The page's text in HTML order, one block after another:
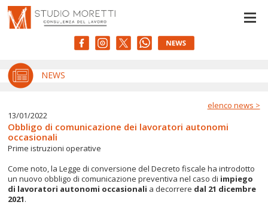
NEWS
elenco news >
13/01/2022
Obbligo di comunicazione dei lavoratori autonomi
occasionali
Prime istruzioni operative
Come noto, la Legge di conversione del Decreto fiscale ha introdotto
un nuovo obbligo di comunicazione preventiva nel caso di impiego
di lavoratori autonomi occasionali a decorrere dal 21 dicembre
2021.
Informativa sulla raccolta
Le tue preferenze relative alla privacy